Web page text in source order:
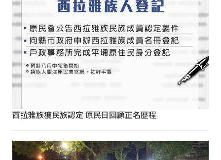
西拉雅族獲民族認定 原民日回顧正名歷程